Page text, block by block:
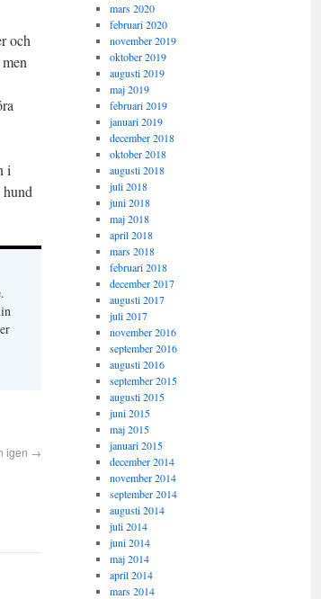
och
i
igen →
mars 2020
februari 2020
november 2019
oktober 2019
augusti 2019
maj 2019
februari 2019
januari 2019
december 2018
oktober 2018
augusti 2018
juli 2018
juni 2018
maj 2018
april 2018
mars 2018
februari 2018
december 2017
augusti 2017
juli 2017
november 2016
september 2016
augusti 2016
september 2015
augusti 2015
juni 2015
maj 2015
januari 2015
december 2014
november 2014
september 2014
augusti 2014
juli 2014
juni 2014
maj 2014
april 2014
mars 2014